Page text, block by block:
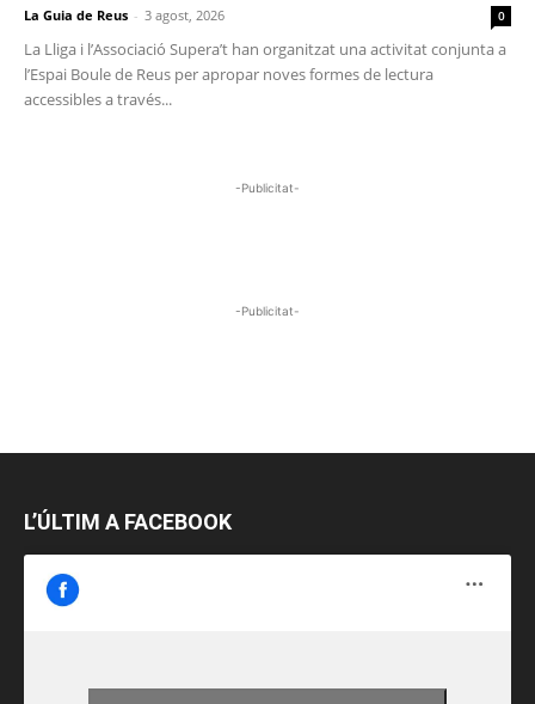
La Guia de Reus - 3 agost, 2026 0
La Lliga i l’Associació Supera’t han organitzat una activitat conjunta a
l’Espai Boule de Reus per apropar noves formes de lectura
accessibles a través...
-Publicitat-
-Publicitat-
L’ÚLTIM A FACEBOOK